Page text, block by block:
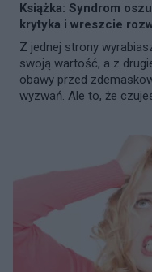
Książka: Syndrom
krytyka i wreszcie
Z jednej strony
swoją wartość, a z
obawy przed
wyzwań. Ale to, że